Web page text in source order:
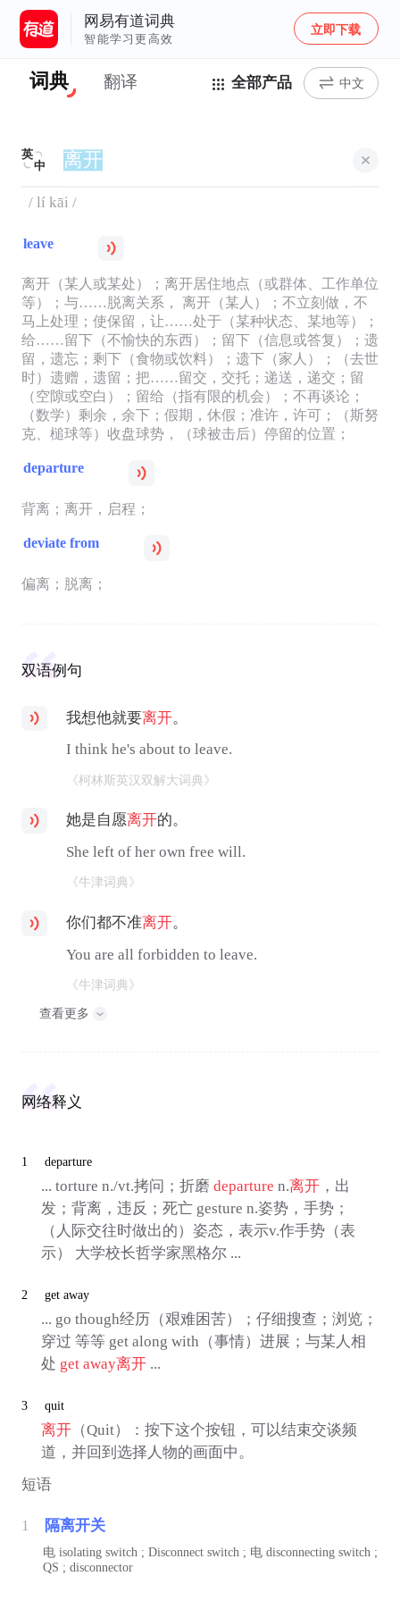
网易有道词典
智能学习更高效
立即下载
词典 翻译 全部产品 中文
英
中
/ lí kāi /
leave
离开（某人或某处）；离开居住地点（或群体、工作单位
等）；与……脱离关系， 离开（某人）；不立刻做，不
马上处理；使保留，让……处于（某种状态、某地等）；
给……留下（不愉快的东西）；留下（信息或答复）；遗
留，遗忘；剩下（食物或饮料）；遗下（家人）；（去世
时）遗赠，遗留；把……留交，交托；递送，递交；留
（空隙或空白）；留给（指有限的机会）；不再谈论；
（数学）剩余，余下；假期，休假；准许，许可；（斯努
克、槌球等）收盘球势，（球被击后）停留的位置；
departure
背离；离开，启程；
deviate from
偏离；脱离；
双语例句
我想他就要离开。
I think he's about to leave.
《柯林斯英汉双解大词典》
她是自愿离开的。
She left of her own free will.
《牛津词典》
你们都不准离开。
You are all forbidden to leave.
《牛津词典》
查看更多
网络释义
1 departure
... torture n./vt.拷问；折磨 departure n.离开，出
发；背离，违反；死亡 gesture n.姿势，手势；
（人际交往时做出的）姿态，表示v.作手势（表
示） 大学校长哲学家黑格尔 ...
2 get away
... go though经历（艰难困苦）；仔细搜查；浏览；
穿过 等等 get along with（事情）进展；与某人相
处 get away离开...
3 quit
离开（Quit）：按下这个按钮，可以结束交谈频
道，并回到选择人物的画面中。
短语
1 隔离开关
电 isolating switch ; Disconnect switch ; 电 disconnecting switch ;
QS ; disconnector